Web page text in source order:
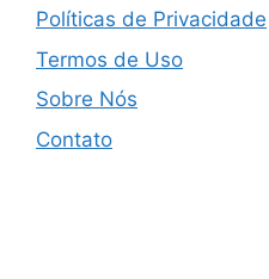
Políticas de Privacidade
Termos de Uso
Sobre Nós
Contato